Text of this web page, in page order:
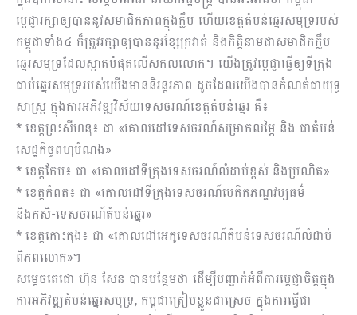
ប្តេជ្ញារក្សាឲ្យបាននូវសមាជិកភាពក្នុងក្លឹប ហើយខេត្តតំបន់ឆ្នេរសមុទ្ររបស់
កម្ពុជាទាំង៤ ក៏ត្រូវរក្សាឲ្យបាននូវខ្សែក្រវាត់ និងកិត្តិនាមជាសមាជិកក្លឹប
ឆ្នេរសមុទ្រដែលស្អាតបំផុតលើសកលលោក។ យើងត្រូវប្ដេជ្ញាធ្វើឲ្យទីក្រុង
ជាប់ឆ្នេរសមុទ្ររបស់យើងមាននិរន្តរភាព ដូចដែលយើងបានកំណត់ជាយុទ្ធ
សាស្ត្រ ក្នុងការអភិវឌ្ឍវិស័យទេសចរណ៍ខេត្តតំបន់ឆ្នេរ គឺ៖
* ខេត្តព្រះសីហនុ៖ ជា «គោលដៅទេសចរណ៍សម្រាកលម្ភៃ និង ជាតំបន់
សេដ្ឋកិច្ចពហុបំណង»
* ខេត្តកែប៖ ជា «គោលដៅទីក្រុងទេសចរណ៍លំដាប់ខ្ពស់ និងប្រណិត»
* ខេត្តកំពត៖ ជា «គោលដៅទីក្រុងទេសចរណ៍បេតិកភណ្ឌវប្បធម៌
និងកសិ-ទេសចរណ៍តំបន់ឆ្នេរ»
* ខេត្តកោះកុង៖ ជា «គោលដៅអេកូទេសចរណ៍តំបន់ទេសចរណ៍លំដាប់
ពិភពលោក»។
សម្ដេចតេជោ ហ៊ុន សែន បានបន្ថែមថា ដើម្បីបញ្ជាក់អំពីការប្តេជ្ញាចិត្តក្នុង
ការអភិវឌ្ឍតំបន់ឆ្នេរសមុទ្រ, កម្ពុជាត្រៀមខ្លួនជាស្រេច ក្នុងការធ្វើជា